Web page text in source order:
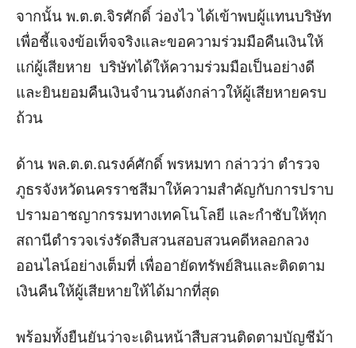
จากนั้น พ.ต.ต.จิรศักดิ์ ว่องไว ได้เข้าพบผู้แทนบริษัท
เพื่อชี้แจงข้อเท็จจริงและขอความร่วมมือคืนเงินให้
แก่ผู้เสียหาย บริษัทได้ให้ความร่วมมือเป็นอย่างดี
และยินยอมคืนเงินจำนวนดังกล่าวให้ผู้เสียหายครบ
ถ้วน
ด้าน พล.ต.ต.ณรงค์ศักดิ์ พรหมทา กล่าวว่า ตำรวจ
ภูธรจังหวัดนครราชสีมาให้ความสำคัญกับการปราบ
ปรามอาชญากรรมทางเทคโนโลยี และกำชับให้ทุก
สถานีตำรวจเร่งรัดสืบสวนสอบสวนคดีหลอกลวง
ออนไลน์อย่างเต็มที่ เพื่ออายัดทรัพย์สินและติดตาม
เงินคืนให้ผู้เสียหายให้ได้มากที่สุด
พร้อมทั้งยืนยันว่าจะเดินหน้าสืบสวนติดตามบัญชีม้า